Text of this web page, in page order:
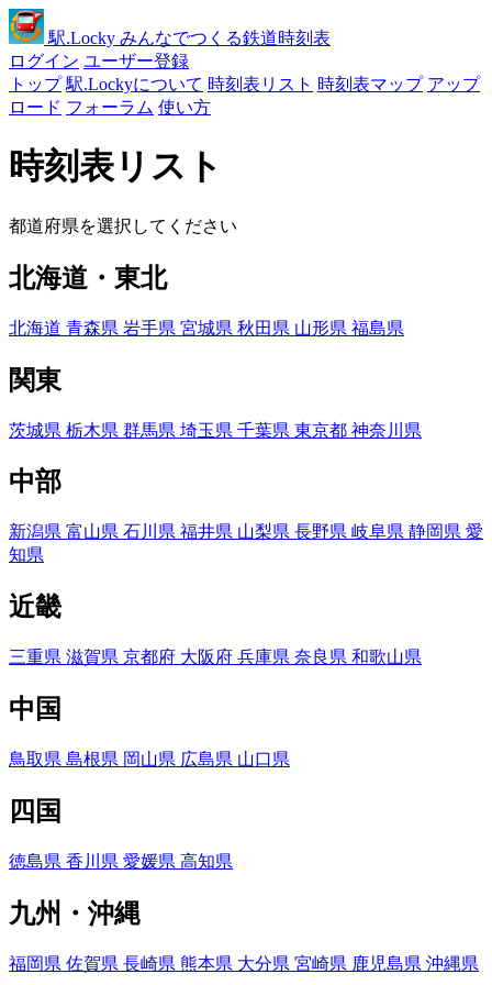
駅.Locky みんなでつくる鉄道時刻表
ログイン ユーザー登録
トップ 駅.Lockyについて 時刻表リスト 時刻表マップ アップ
ロード フォーラム 使い方
時刻表リスト
都道府県を選択してください
北海道・東北
北海道 青森県 岩手県 宮城県 秋田県 山形県 福島県
関東
茨城県 栃木県 群馬県 埼玉県 千葉県 東京都 神奈川県
中部
新潟県 富山県 石川県 福井県 山梨県 長野県 岐阜県 静岡県 愛
知県
近畿
三重県 滋賀県 京都府 大阪府 兵庫県 奈良県 和歌山県
中国
鳥取県 島根県 岡山県 広島県 山口県
四国
徳島県 香川県 愛媛県 高知県
九州・沖縄
福岡県 佐賀県 長崎県 熊本県 大分県 宮崎県 鹿児島県 沖縄県